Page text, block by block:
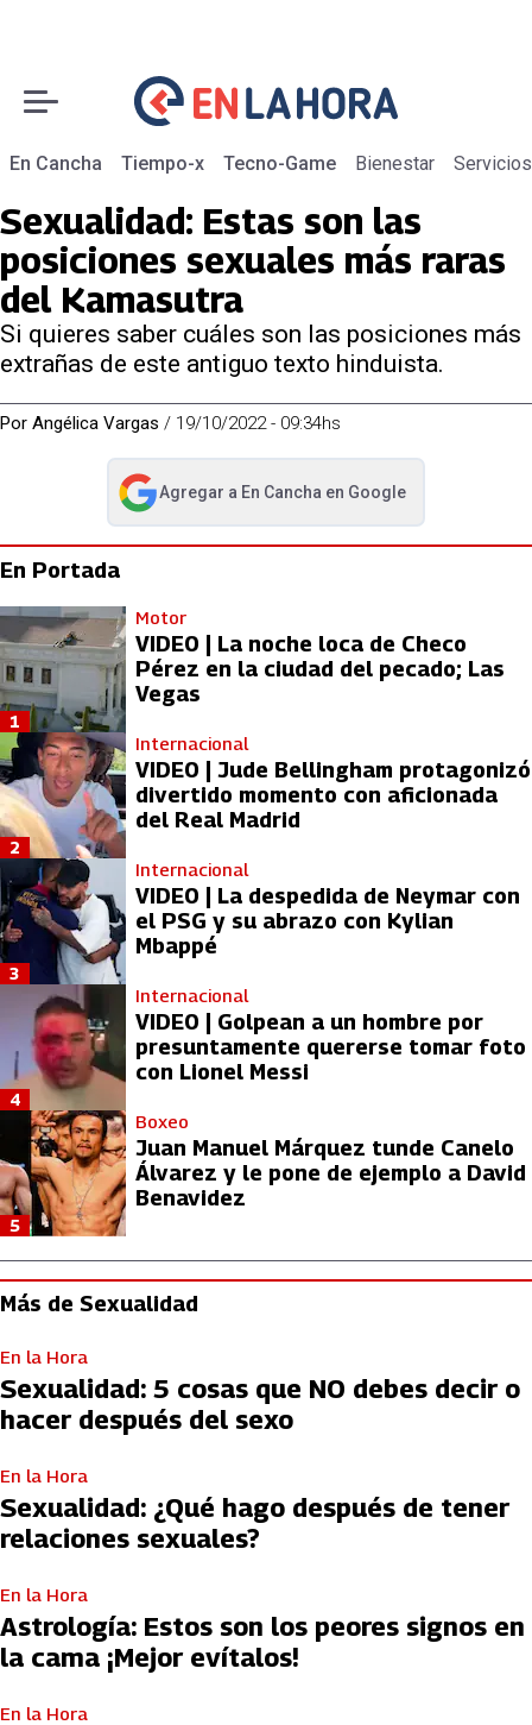
En Cancha Tiempo-x Tecno-Game Bienestar Servicios
Sexualidad: Estas son las
posiciones sexuales más raras
del Kamasutra
Si quieres saber cuáles son las posiciones más
extrañas de este antiguo texto hinduista.
Por Angélica Vargas / 19/10/2022 - 09:34hs
Agregar a En Cancha en Google
abre en nueva pestaña
En Portada
Motor
VIDEO | La noche loca de Checo
Pérez en la ciudad del pecado; Las
Vegas
1
Internacional
VIDEO | Jude Bellingham protagonizó
divertido momento con aficionada
del Real Madrid
2
Internacional
VIDEO | La despedida de Neymar con
el PSG y su abrazo con Kylian
Mbappé
3
Internacional
VIDEO | Golpean a un hombre por
presuntamente quererse tomar foto
con Lionel Messi
4
Boxeo
Juan Manuel Márquez tunde Canelo
Álvarez y le pone de ejemplo a David
Benavidez
5
Más de Sexualidad
En la Hora
Sexualidad: 5 cosas que NO debes decir o
hacer después del sexo
En la Hora
Sexualidad: ¿Qué hago después de tener
relaciones sexuales?
En la Hora
Astrología: Estos son los peores signos en
la cama ¡Mejor evítalos!
En la Hora